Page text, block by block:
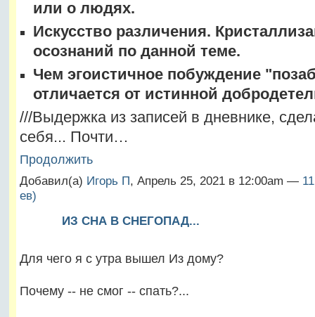
или о людях.
Искусство различения.
осознаний по данной теме.
Чем эгоистичное побуждение
отличается от истинной
///Выдержка из записей в дневнике,
себя... Почти…
Продолжить
Добавил(а) Игорь П, Апрель 25, 2021 в 12:00am —
ев)
ИЗ СНА В СНЕГОПАД...
Для чего я с утра вышел Из дому?
Почему -- не смог -- спать?...